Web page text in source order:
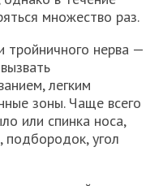
множество раз.
тройничного нерва —
легким
зоны. Чаще всего
или спинка носа,
подбородок, угол